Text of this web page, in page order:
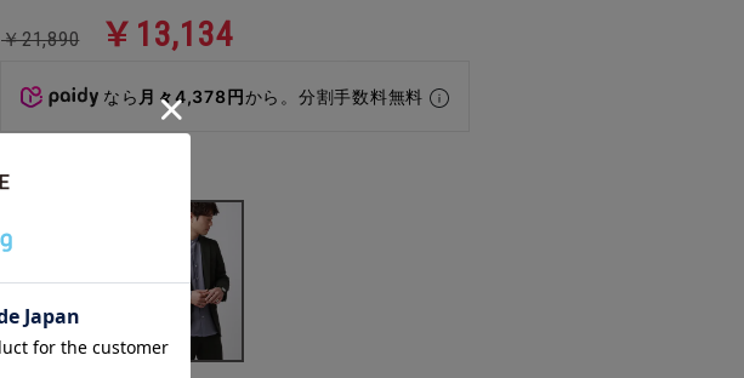
￥21,890 ￥13,134
なら 月々4,378円から。分割手数料無料
カラー